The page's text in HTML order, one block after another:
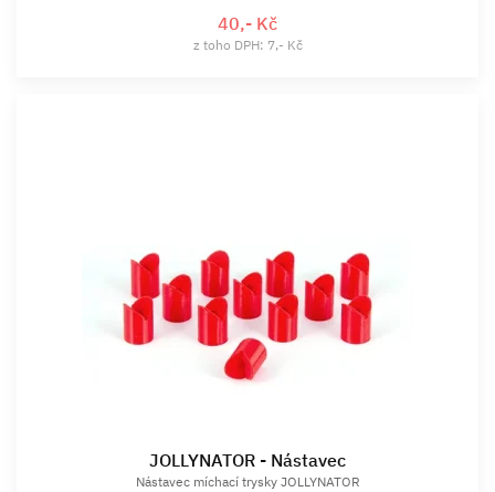
40,- Kč
z toho DPH: 7,- Kč
JOLLYNATOR - Nástavec
Nástavec míchací trysky JOLLYNATOR